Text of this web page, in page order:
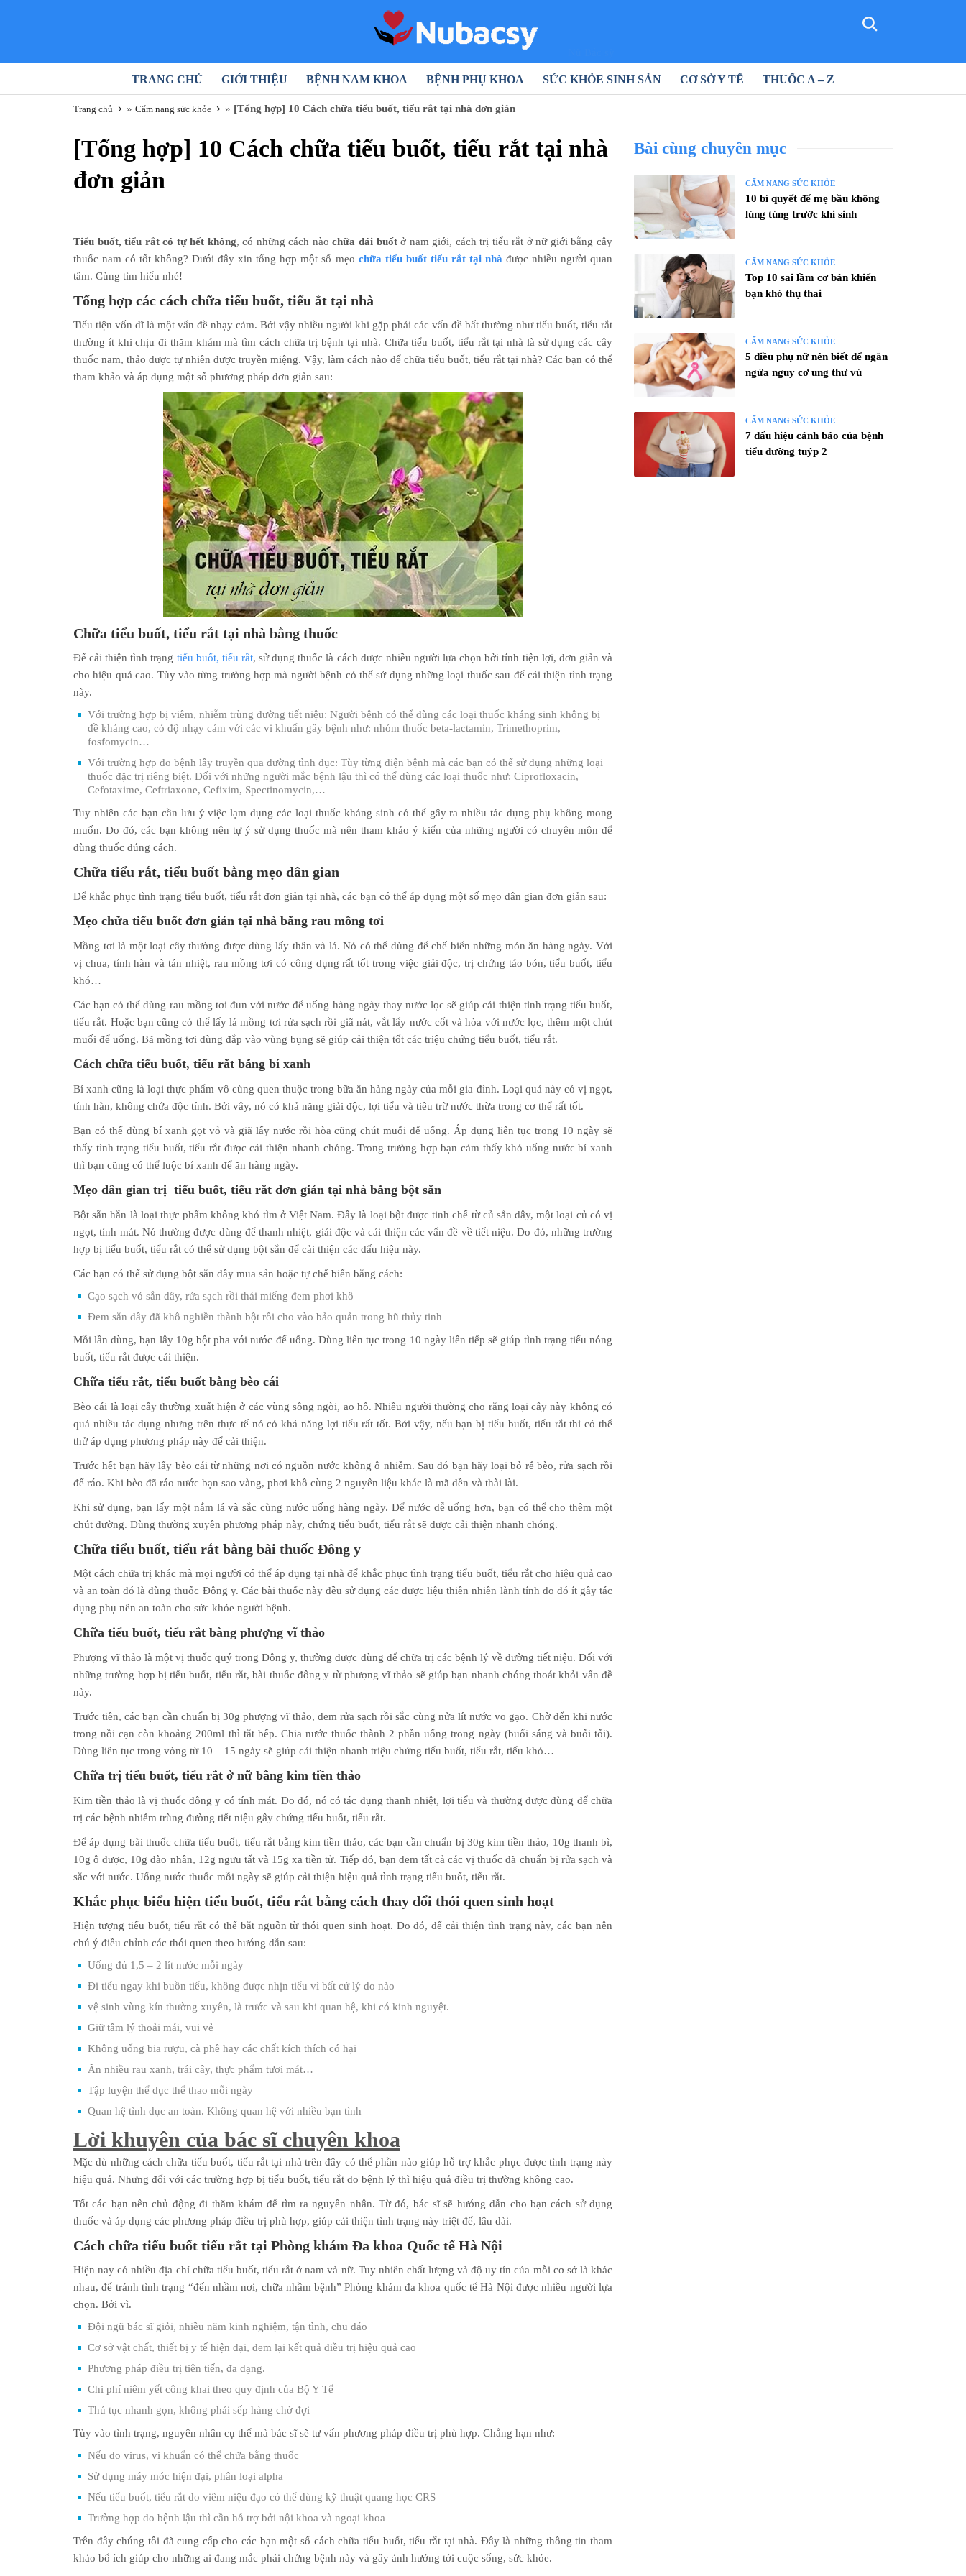
TRANG CHỦ GIỚI THIỆU BỆNH NAM KHOA BỆNH PHỤ KHOA SỨC KHỎE SINH SẢN CƠ SỞ Y TẾ THUỐC A – Z
Trang chủ » Cẩm nang sức khỏe » [Tổng hợp] 10 Cách chữa tiểu buốt, tiểu rắt tại nhà đơn giản
[Tổng hợp] 10 Cách chữa tiểu buốt, tiểu rắt tại nhà
đơn giản
Tiểu buốt, tiểu rắt có tự hết không, có những cách nàochữa đái buốtở nam giới, cách trị tiểu rắt ở nữ giới bằng cây
thuốc nam có tốt không? Dưới đây xin tổng hợp một số mẹo chữa tiểu buốt tiểu rắt tại nhà được nhiều người quan
tâm. Cùng tìm hiểu nhé!
Tổng hợp các cách chữa tiểu buốt, tiểu ắt tại nhà
Tiểu tiện vốn dĩ là một vấn đề nhạy cảm. Bởi vậy nhiều người khi gặp phải các vấn đề bất thường như tiểu buốt, tiểu rắt
thường ít khi chịu đi thăm khám mà tìm cách chữa trị bệnh tại nhà. Chữa tiểu buốt, tiểu rắt tại nhà là sử dụng các cây
thuốc nam, thảo dược tự nhiên được truyền miệng. Vậy, làm cách nào để chữa tiểu buốt, tiểu rắt tại nhà? Các bạn có thể
tham khảo và áp dụng một số phương pháp đơn giản sau:
Chữa tiểu buốt, tiểu rắt tại nhà bằng thuốc
Để cải thiện tình trạng tiểu buốt, tiểu rắt, sử dụng thuốc là cách được nhiều người lựa chọn bởi tính tiện lợi, đơn giản và
cho hiệu quả cao. Tùy vào từng trường hợp mà người bệnh có thể sử dụng những loại thuốc sau để cải thiện tình trạng
này.
Với trường hợp bị viêm, nhiễm trùng đường tiết niệu: Người bệnh có thể dùng các loại thuốc kháng sinh không bị
đề kháng cao, có độ nhạy cảm với các vi khuẩn gây bệnh như: nhóm thuốc beta-lactamin, Trimethoprim,
fosfomycin…
Với trường hợp do bệnh lây truyền qua đường tình dục: Tùy từng diện bệnh mà các bạn có thể sử dụng những loại
thuốc đặc trị riêng biệt. Đối với những người mắc bệnh lậu thì có thể dùng các loại thuốc như: Ciprofloxacin,
Cefotaxime, Ceftriaxone, Cefixim, Spectinomycin,…
Tuy nhiên các bạn cần lưu ý việc lạm dụng các loại thuốc kháng sinh có thể gây ra nhiều tác dụng phụ không mong
muốn. Do đó, các bạn không nên tự ý sử dụng thuốc mà nên tham khảo ý kiến của những người có chuyên môn để
dùng thuốc đúng cách.
Chữa tiểu rắt, tiểu buốt bằng mẹo dân gian
Để khắc phục tình trạng tiểu buốt, tiểu rắt đơn giản tại nhà, các bạn có thể áp dụng một số mẹo dân gian đơn giản sau:
Mẹo chữa tiểu buốt đơn giản tại nhà bằng rau mồng tơi
Mồng tơi là một loại cây thường được dùng lấy thân và lá. Nó có thể dùng để chế biến những món ăn hàng ngày. Với
vị chua, tính hàn và tán nhiệt, rau mồng tơi có công dụng rất tốt trong việc giải độc, trị chứng táo bón, tiểu buốt, tiểu
khó…
Các bạn có thể dùng rau mồng tơi đun với nước để uống hàng ngày thay nước lọc sẽ giúp cải thiện tình trạng tiểu buốt,
tiểu rắt. Hoặc bạn cũng có thể lấy lá mồng tơi rửa sạch rồi giã nát, vắt lấy nước cốt và hòa với nước lọc, thêm một chút
muối để uống. Bã mồng tơi dùng đắp vào vùng bụng sẽ giúp cải thiện tốt các triệu chứng tiểu buốt, tiểu rắt.
Cách chữa tiểu buốt, tiểu rắt bằng bí xanh
Bí xanh cũng là loại thực phẩm vô cùng quen thuộc trong bữa ăn hàng ngày của mỗi gia đình. Loại quả này có vị ngọt,
tính hàn, không chứa độc tính. Bởi vây, nó có khả năng giải độc, lợi tiểu và tiêu trừ nước thừa trong cơ thể rất tốt.
Bạn có thể dùng bí xanh gọt vỏ và giã lấy nước rồi hòa cũng chút muối để uống. Áp dụng liên tục trong 10 ngày sẽ
thấy tình trạng tiểu buốt, tiểu rắt được cải thiện nhanh chóng. Trong trường hợp bạn cảm thấy khó uống nước bí xanh
thì bạn cũng có thể luộc bí xanh để ăn hàng ngày.
Mẹo dân gian trị tiểu buốt, tiểu rắt đơn giản tại nhà bằng bột sắn
Bột sắn hẳn là loại thực phẩm không khó tìm ở Việt Nam. Đây là loại bột được tinh chế từ củ sắn dây, một loại củ có vị
ngọt, tính mát. Nó thường được dùng để thanh nhiệt, giải độc và cải thiện các vấn đề về tiết niệu. Do đó, những trường
hợp bị tiểu buốt, tiểu rắt có thể sử dụng bột sắn để cải thiện các dấu hiệu này.
Các bạn có thể sử dụng bột sắn dây mua sẵn hoặc tự chế biến bằng cách:
Cạo sạch vỏ sắn dây, rửa sạch rồi thái miếng đem phơi khô
Đem sắn dây đã khô nghiền thành bột rồi cho vào bảo quản trong hũ thủy tinh
Mỗi lần dùng, bạn lây 10g bột pha với nước để uống. Dùng liên tục trong 10 ngày liên tiếp sẽ giúp tình trạng tiểu nóng
buốt, tiểu rắt được cải thiện.
Chữa tiểu rắt, tiểu buốt bằng bèo cái
Bèo cái là loại cây thường xuất hiện ở các vùng sông ngòi, ao hồ. Nhiều người thường cho rằng loại cây này không có
quá nhiều tác dụng nhưng trên thực tế nó có khả năng lợi tiểu rất tốt. Bởi vậy, nếu bạn bị tiểu buốt, tiểu rắt thì có thể
thử áp dụng phương pháp này để cải thiện.
Trước hết bạn hãy lấy bèo cái từ những nơi có nguồn nước không ô nhiễm. Sau đó bạn hãy loại bỏ rễ bèo, rửa sạch rồi
để ráo. Khi bèo đã ráo nước bạn sao vàng, phơi khô cùng 2 nguyên liệu khác là mã dền và thài lài.
Khi sử dụng, bạn lấy một nắm lá và sắc cùng nước uống hàng ngày. Để nước dễ uống hơn, bạn có thể cho thêm một
chút đường. Dùng thường xuyên phương pháp này, chứng tiểu buốt, tiểu rắt sẽ được cải thiện nhanh chóng.
Chữa tiểu buốt, tiểu rắt bằng bài thuốc Đông y
Một cách chữa trị khác mà mọi người có thể áp dụng tại nhà để khắc phục tình trạng tiểu buốt, tiểu rắt cho hiệu quả cao
và an toàn đó là dùng thuốc Đông y. Các bài thuốc này đều sử dụng các dược liệu thiên nhiên lành tính do đó ít gây tác
dụng phụ nên an toàn cho sức khỏe người bệnh.
Chữa tiểu buốt, tiểu rắt bằng phượng vĩ thảo
Phượng vĩ thảo là một vị thuốc quý trong Đông y, thường được dùng để chữa trị các bệnh lý về đường tiết niệu. Đối với
những trường hợp bị tiểu buốt, tiểu rắt, bài thuốc đông y từ phượng vĩ thảo sẽ giúp bạn nhanh chóng thoát khỏi vấn đề
này.
Trước tiên, các bạn cần chuẩn bị 30g phượng vĩ thảo, đem rửa sạch rồi sắc cùng nửa lít nước vo gạo. Chờ đến khi nước
trong nồi cạn còn khoảng 200ml thì tắt bếp. Chia nước thuốc thành 2 phần uống trong ngày (buổi sáng và buổi tối).
Dùng liên tục trong vòng từ 10 – 15 ngày sẽ giúp cải thiện nhanh triệu chứng tiểu buốt, tiểu rắt, tiểu khó…
Chữa trị tiểu buốt, tiểu rắt ở nữ bằng kim tiền thảo
Kim tiền thảo là vị thuốc đông y có tính mát. Do đó, nó có tác dụng thanh nhiệt, lợi tiểu và thường được dùng để chữa
trị các bệnh nhiễm trùng đường tiết niệu gây chứng tiểu buốt, tiểu rắt.
Để áp dụng bài thuốc chữa tiểu buốt, tiểu rắt bằng kim tiền thảo, các bạn cần chuẩn bị 30g kim tiền thảo, 10g thanh bì,
10g ô dược, 10g đào nhân, 12g ngưu tất và 15g xa tiền tử. Tiếp đó, bạn đem tất cả các vị thuốc đã chuẩn bị rửa sạch và
sắc với nước. Uống nước thuốc mỗi ngày sẽ giúp cải thiện hiệu quả tình trạng tiểu buốt, tiểu rắt.
Khắc phục biểu hiện tiểu buốt, tiểu rắt bằng cách thay đổi thói quen sinh hoạt
Hiện tượng tiểu buốt, tiểu rắt có thể bắt nguồn từ thói quen sinh hoạt. Do đó, để cải thiện tình trạng này, các bạn nên
chú ý điều chỉnh các thói quen theo hướng dẫn sau:
Uống đủ 1,5 – 2 lít nước mỗi ngày
Đi tiểu ngay khi buồn tiểu, không được nhịn tiểu vì bất cứ lý do nào
vệ sinh vùng kín thường xuyên, là trước và sau khi quan hệ, khi có kinh nguyệt.
Giữ tâm lý thoải mái, vui vẻ
Không uống bia rượu, cà phê hay các chất kích thích có hại
Ăn nhiều rau xanh, trái cây, thực phẩm tươi mát…
Tập luyện thể dục thể thao mỗi ngày
Quan hệ tình dục an toàn. Không quan hệ với nhiều bạn tình
Lời khuyên của bác sĩ chuyên khoa
Mặc dù những cách chữa tiểu buốt, tiểu rắt tại nhà trên đây có thể phần nào giúp hỗ trợ khắc phục được tình trạng này
hiệu quả. Nhưng đối với các trường hợp bị tiểu buốt, tiểu rắt do bệnh lý thì hiệu quả điều trị thường không cao.
Tốt các bạn nên chủ động đi thăm khám để tìm ra nguyên nhân. Từ đó, bác sĩ sẽ hướng dẫn cho bạn cách sử dụng
thuốc và áp dụng các phương pháp điều trị phù hợp, giúp cải thiện tình trạng này triệt để, lâu dài.
Cách chữa tiểu buốt tiểu rắt tại Phòng khám Đa khoa Quốc tế Hà Nội
Hiện nay có nhiều địa chỉ chữa tiểu buốt, tiểu rắt ở nam và nữ. Tuy nhiên chất lượng và độ uy tín của mỗi cơ sở là khác
nhau, để tránh tình trạng “đến nhầm nơi, chữa nhầm bệnh” Phòng khám đa khoa quốc tế Hà Nội được nhiều người lựa
chọn. Bởi vì.
Đội ngũ bác sĩ giỏi, nhiều năm kinh nghiệm, tận tình, chu đáo
Cơ sở vật chất, thiết bị y tế hiện đại, đem lại kết quả điều trị hiệu quả cao
Phương pháp điều trị tiên tiến, đa dạng.
Chi phí niêm yết công khai theo quy định của Bộ Y Tế
Thủ tục nhanh gọn, không phải sếp hàng chờ đợi
Tùy vào tình trạng, nguyên nhân cụ thể mà bác sĩ sẽ tư vấn phương pháp điều trị phù hợp. Chẳng hạn như:
Nếu do virus, vi khuẩn có thể chữa bằng thuốc
Sử dụng máy móc hiện đại, phân loại alpha
Nếu tiểu buốt, tiểu rắt do viêm niệu đạo có thể dùng kỹ thuật quang học CRS
Trường hợp do bệnh lậu thì cần hỗ trợ bởi nội khoa và ngoại khoa
Trên đây chúng tôi đã cung cấp cho các bạn một số cách chữa tiểu buốt, tiểu rắt tại nhà. Đây là những thông tin tham
khảo bổ ích giúp cho những ai đang mắc phải chứng bệnh này và gây ảnh hưởng tới cuộc sống, sức khỏe.
Bài cùng chuyên mục
CẨM NANG SỨC KHỎE
10 bí quyết để mẹ bầu không
lúng túng trước khi sinh
CẨM NANG SỨC KHỎE
Top 10 sai lầm cơ bản khiến
bạn khó thụ thai
CẨM NANG SỨC KHỎE
5 điều phụ nữ nên biết để ngăn
ngừa nguy cơ ung thư vú
CẨM NANG SỨC KHỎE
7 dấu hiệu cảnh báo của bệnh
tiểu đường tuýp 2